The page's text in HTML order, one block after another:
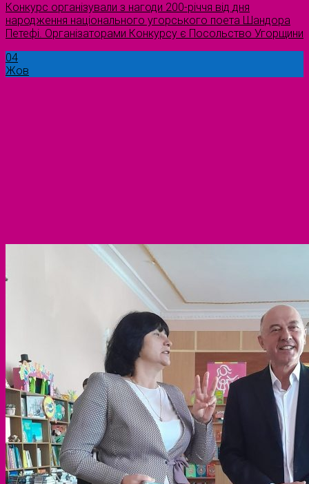
Конкурс організували з нагоди 200-річчя від дня
народження національного угорського поета Шандора
Петефі. Організаторами Конкурсу є Посольство Угорщини
04
Жов